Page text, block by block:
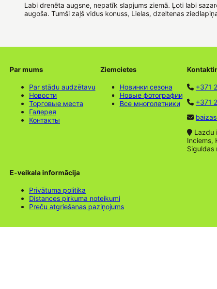
Labi drenēta augsne, nepatīk slapjums ziemā. Ļoti labi
augoša. Tumši zaļš vidus konuss, Lielas, dzeltenas
Par mums
Par stādu audzētavu
Новости
Торговые места
Галерея
Контакты
Ziemcietes
Новинки сезона
Новые фотографии
Все многолетники
+371
+371
Lazdu
Inciems,
Siguldas
E-veikala informācija
Privātuma politika
Distances pirkuma noteikumi
Preču atgriešanas paziņojums